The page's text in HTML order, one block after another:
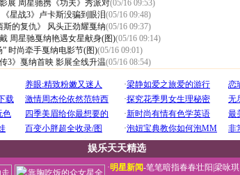
展 周星驰携《功夫》秀派对(05/16 09:53)
星战3》卢卡斯没骗到眼泪(05/16 09:48)
斯的复仇》 风头正劲耀戛纳(05/16 09:37)
周星驰戛纳艳遇女星献身(图)(05/16 09:14)
” 时尚牵手戛纳电影节(图)(05/16 09:01)
3》戛纳首映 影展全线升温(05/16 08:54)
娱乐天天精选
·明星新闻-笔笔暗指春春壮阳 梁咏